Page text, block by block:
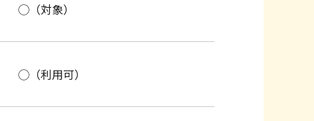
◯（対象）
◯（利用可）